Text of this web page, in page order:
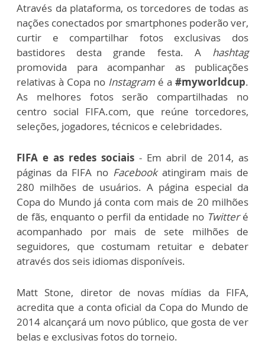
Através da plataforma, os torcedores de todas as
nações conectados por smartphones poderão ver,
curtir e compartilhar fotos exclusivas dos
bastidores desta grande festa. A hashtag
promovida para acompanhar as publicações
relativas à Copa no Instagram é a #myworldcup.
As melhores fotos serão compartilhadas no
centro social FIFA.com, que reúne torcedores,
seleções, jogadores, técnicos e celebridades.
FIFA e as redes sociais - Em abril de 2014, as
páginas da FIFA no Facebookatingiram mais de
280 milhões de usuários. A página especial da
Copa do Mundo já conta com mais de 20 milhões
de fãs, enquanto o perfil da entidade no Twitteré
acompanhado por mais de sete milhões de
seguidores, que costumam retuitar e debater
através dos seis idiomas disponíveis.
Matt Stone, diretor de novas mídias da FIFA,
acredita que a conta oficial da Copa do Mundo de
2014 alcançará um novo público, que gosta de ver
belas e exclusivas fotos do torneio.